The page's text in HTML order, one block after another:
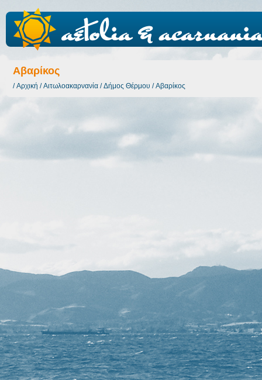
Αβαρίκος
/Αρχική /Αιτωλοακαρνανία /Δήμος Θέρμου /Αβαρίκος